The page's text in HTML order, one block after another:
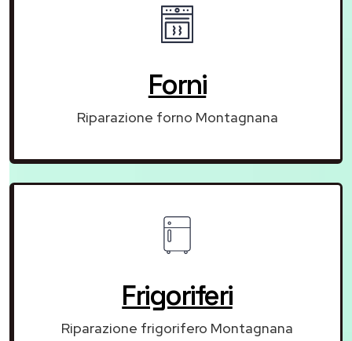
Forni
Riparazione forno Montagnana
Frigoriferi
Riparazione frigorifero Montagnana